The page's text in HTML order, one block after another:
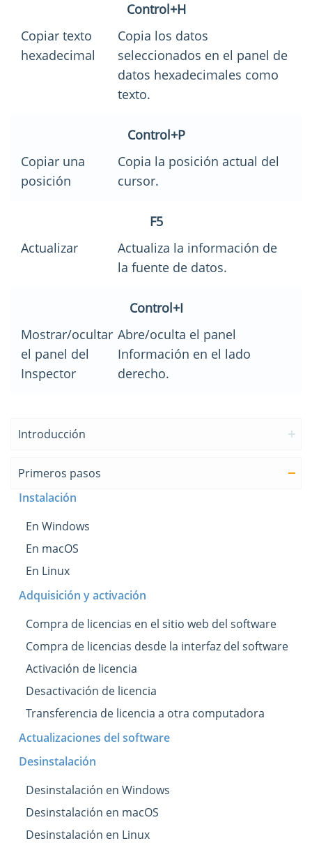
Control+H
Copiar texto
hexadecimal
Copia los datos
seleccionados en el panel de
datos hexadecimales como
texto.
Control+P
Copiar una
posición
Copia la posición actual del
cursor.
F5
Actualizar
Actualiza la información de
la fuente de datos.
Control+I
Mostrar/ocultar
el panel del
Inspector
Abre/oculta el panel
Información en el lado
derecho.
Introducción
Primeros pasos
Instalación
En Windows
En macOS
En Linux
Adquisición y activación
Compra de licencias en el sitio web del software
Compra de licencias desde la interfaz del software
Activación de licencia
Desactivación de licencia
Transferencia de licencia a otra computadora
Actualizaciones del software
Desinstalación
Desinstalación en Windows
Desinstalación en macOS
Desinstalación en Linux